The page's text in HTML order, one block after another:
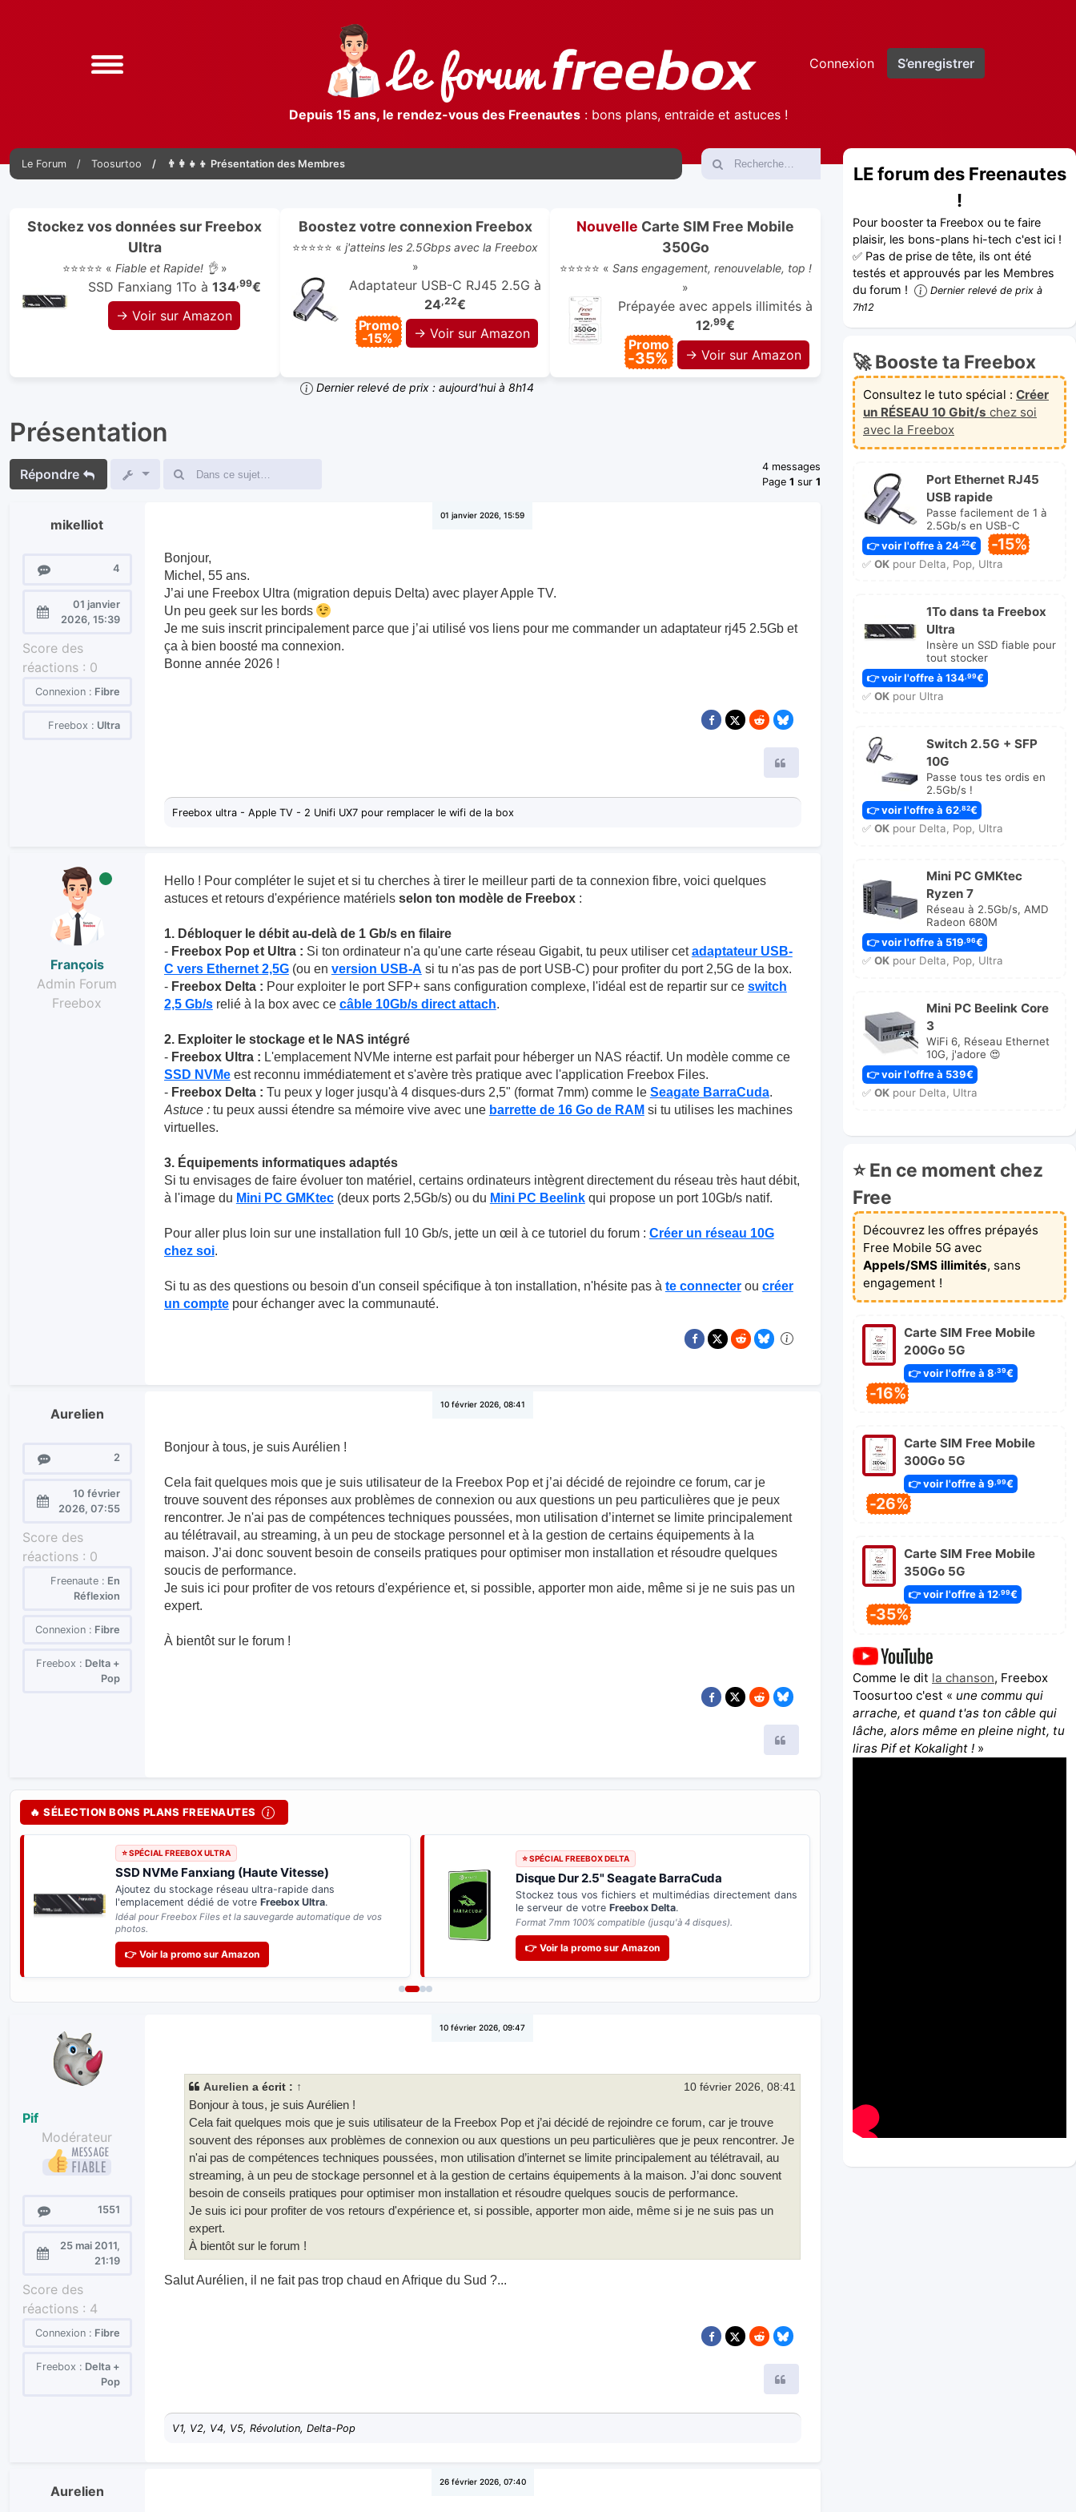
Connexion S’enregistrer
Depuis 15 ans, le rendez-vous des Freenautes: bons plans, entraide et astuces !
Le Forum Toosurtoo 👨‍👩‍👧‍👦 Présentation des Membres
Stockez vos données sur Freebox
Ultra
⭐⭐⭐⭐⭐ « Fiable et Rapide! 👌»
SSD Fanxiang 1To à 134,99€
→ Voir sur Amazon
Boostez votre connexion Freebox
⭐⭐⭐⭐⭐ « j'atteins les 2.5Gbps avec la Freebox
»
Adaptateur USB-C RJ45 2.5G à
24,22€
Promo
-15%
→ Voir sur Amazon
Nouvelle Carte SIM Free Mobile
350Go
⭐⭐⭐⭐⭐ « Sans engagement, renouvelable, top !
»
Prépayée avec appels illimités à
12,99€
Promo
-35% → Voir sur Amazon
Dernier relevé de prix : aujourd'hui à 8h14
Présentation
Répondre
4 messages
Page1 sur1
mikelliot
Messages 4
Enregistré
01 janvier
2026, 15:39
Score des
réactions : 0
Connexion : Fibre
Freebox : Ultra
01 janvier 2026, 15:59
Bonjour,
Michel, 55 ans.
J’ai une Freebox Ultra (migration depuis Delta) avec player Apple TV.
Un peu geek sur les bords
Je me suis inscrit principalement parce que j’ai utilisé vos liens pour me commander un adaptateur rj45 2.5Gb et
ça à bien boosté ma connexion.
Bonne année 2026 !
Freebox ultra - Apple TV - 2 Unifi UX7 pour remplacer le wifi de la box
François
Admin Forum
Freebox
Hello ! Pour compléter le sujet et si tu cherches à tirer le meilleur parti de ta connexion fibre, voici quelques
astuces et retours d'expérience matériels selon ton modèle de Freebox:
1. Débloquer le débit au-delà de 1 Gb/s en filaire
- Freebox Pop et Ultra : Si ton ordinateur n'a qu'une carte réseau Gigabit, tu peux utiliser cetadaptateur USB-
C vers Ethernet 2,5G(ou en version USB-A si tu n'as pas de port USB-C) pour profiter du port 2,5G de la box.
- Freebox Delta : Pour exploiter le port SFP+ sans configuration complexe, l'idéal est de repartir sur ce switch
2,5 Gb/srelié à la box avec ce câble 10Gb/s direct attach.
2. Exploiter le stockage et le NAS intégré
- Freebox Ultra : L'emplacement NVMe interne est parfait pour héberger un NAS réactif. Un modèle comme ce
SSD NVMeest reconnu immédiatement et s'avère très pratique avec l'application Freebox Files.
- Freebox Delta : Tu peux y loger jusqu'à 4 disques-durs 2,5" (format 7mm) comme le Seagate BarraCuda.
Astuce :tu peux aussi étendre sa mémoire vive avec une barrette de 16 Go de RAM si tu utilises les machines
virtuelles.
3. Équipements informatiques adaptés
Si tu envisages de faire évoluer ton matériel, certains ordinateurs intègrent directement du réseau très haut débit,
à l'image du Mini PC GMKtec(deux ports 2,5Gb/s) ou du Mini PC Beelinkqui propose un port 10Gb/s natif.
Pour aller plus loin sur une installation full 10 Gb/s, jette un œil à ce tutoriel du forum : Créer un réseau 10G
chez soi.
Si tu as des questions ou besoin d'un conseil spécifique à ton installation, n'hésite pas à te connecterou créer
un comptepour échanger avec la communauté.
Aurelien
Messages 2
Enregistré
10 février
2026, 07:55
Score des
réactions : 0
Freenaute : En
Réflexion
Connexion : Fibre
Freebox : Delta +
Pop
10 février 2026, 08:41
Bonjour à tous, je suis Aurélien !
Cela fait quelques mois que je suis utilisateur de la Freebox Pop et j’ai décidé de rejoindre ce forum, car je
trouve souvent des réponses aux problèmes de connexion ou aux questions un peu particulières que je peux
rencontrer. Je n'ai pas de compétences techniques poussées, mon utilisation d’internet se limite principalement
au télétravail, au streaming, à un peu de stockage personnel et à la gestion de certains équipements à la
maison. J’ai donc souvent besoin de conseils pratiques pour optimiser mon installation et résoudre quelques
soucis de performance.
Je suis ici pour profiter de vos retours d'expérience et, si possible, apporter mon aide, même si je ne suis pas un
expert.
À bientôt sur le forum !
🔥 SÉLECTION BONS PLANS FREENAUTES
⭐ SPÉCIAL FREEBOX ULTRA
SSD NVMe Fanxiang (Haute Vitesse)
Ajoutez du stockage réseau ultra-rapide dans
l'emplacement dédié de votre Freebox Ultra.
Idéal pour Freebox Files et la sauvegarde automatique de vos
photos.
👉 Voir la promo sur Amazon
⭐ SPÉCIAL FREEBOX DELTA
Disque Dur 2.5" Seagate BarraCuda
Stockez tous vos fichiers et multimédias directement dans
le serveur de votre Freebox Delta.
Format 7mm 100% compatible (jusqu'à 4 disques).
👉 Voir la promo sur Amazon
Pif
Modérateur
Messages 1551
Enregistré
25 mai 2011,
21:19
Score des
réactions : 4
Connexion : Fibre
Freebox : Delta +
Pop
10 février 2026, 09:47
Aurelien a écrit : ↑ 10 février 2026, 08:41
Bonjour à tous, je suis Aurélien !
Cela fait quelques mois que je suis utilisateur de la Freebox Pop et j’ai décidé de rejoindre ce forum, car je trouve
souvent des réponses aux problèmes de connexion ou aux questions un peu particulières que je peux rencontrer. Je
n'ai pas de compétences techniques poussées, mon utilisation d’internet se limite principalement au télétravail, au
streaming, à un peu de stockage personnel et à la gestion de certains équipements à la maison. J’ai donc souvent
besoin de conseils pratiques pour optimiser mon installation et résoudre quelques soucis de performance.
Je suis ici pour profiter de vos retours d'expérience et, si possible, apporter mon aide, même si je ne suis pas un
expert.
À bientôt sur le forum !
Salut Aurélien, il ne fait pas trop chaud en Afrique du Sud ?...
V1, V2, V4, V5, Révolution, Delta-Pop
Aurelien
26 février 2026, 07:40
LE forum des Freenautes
!
Pour booster ta Freebox ou te faire
plaisir, les bons-plans hi-tech c'est ici !
✅ Pas de prise de tête, ils ont été
testés et approuvés par les Membres
du forum !
Dernier relevé de prix à
7h12
🚀 Booste ta Freebox
Consultez le tuto spécial : Créer
un RÉSEAU 10 Gbit/s chez soi
avec la Freebox
Port Ethernet RJ45
USB rapide
Passe facilement de 1 à
2.5Gb/s en USB-C
👉 voir l'offre à 24,22€ -15%
✅ OKpour Delta, Pop, Ultra
1To dans ta Freebox
Ultra
Insère un SSD fiable pour
tout stocker
👉 voir l'offre à 134 ,99€
✅ OKpour Ultra
Switch 2.5G + SFP
10G
Passe tous tes ordis en
2.5Gb/s !
👉 voir l'offre à 62,82€
✅ OKpour Delta, Pop, Ultra
Mini PC GMKtec
Ryzen 7
Réseau à 2.5Gb/s, AMD
Radeon 680M
👉 voir l'offre à 519,96€
✅ OKpour Delta, Pop, Ultra
Mini PC Beelink Core
3
WiFi 6, Réseau Ethernet
10G, j'adore 😍
👉 voir l'offre à 539€
✅ OKpour Delta, Ultra
⭐ En ce moment chez
Free
Découvrez les offres prépayés
Free Mobile 5G avec
Appels/SMS illimités, sans
engagement !
Carte SIM Free Mobile
200Go 5G
👉 voir l'offre à 8,39€
-16%
Carte SIM Free Mobile
300Go 5G
👉 voir l'offre à 9 ,99€
-26%
Carte SIM Free Mobile
350Go 5G
👉 voir l'offre à 12,99€
-35%
Comme le dit la chanson, Freebox
Toosurtoo c'est « une commu qui
arrache, et quand t'as ton câble qui
lâche, alors même en pleine night, tu
liras Pif et Kokalight ! »